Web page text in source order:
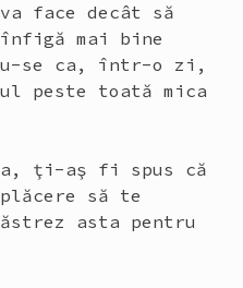
face decât să
mai bine
se ca, într-o zi,
peste toată mica
ţi-aş fi spus că
să te
asta pentru